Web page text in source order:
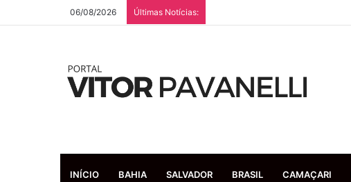
06/08/2026 Últimas Notícias:
INÍCIO BAHIA SALVADOR BRASIL CAMAÇARI